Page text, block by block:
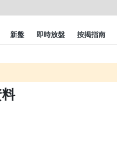
新盤 即時放盤 按揭指南